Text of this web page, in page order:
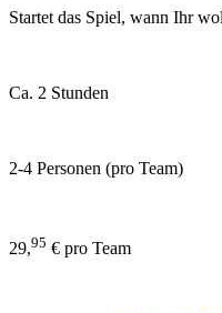
Startet das Spiel, wann Ihr
Ca. 2 Stunden
2-4 Personen (pro Team)
29,95 € pro Team